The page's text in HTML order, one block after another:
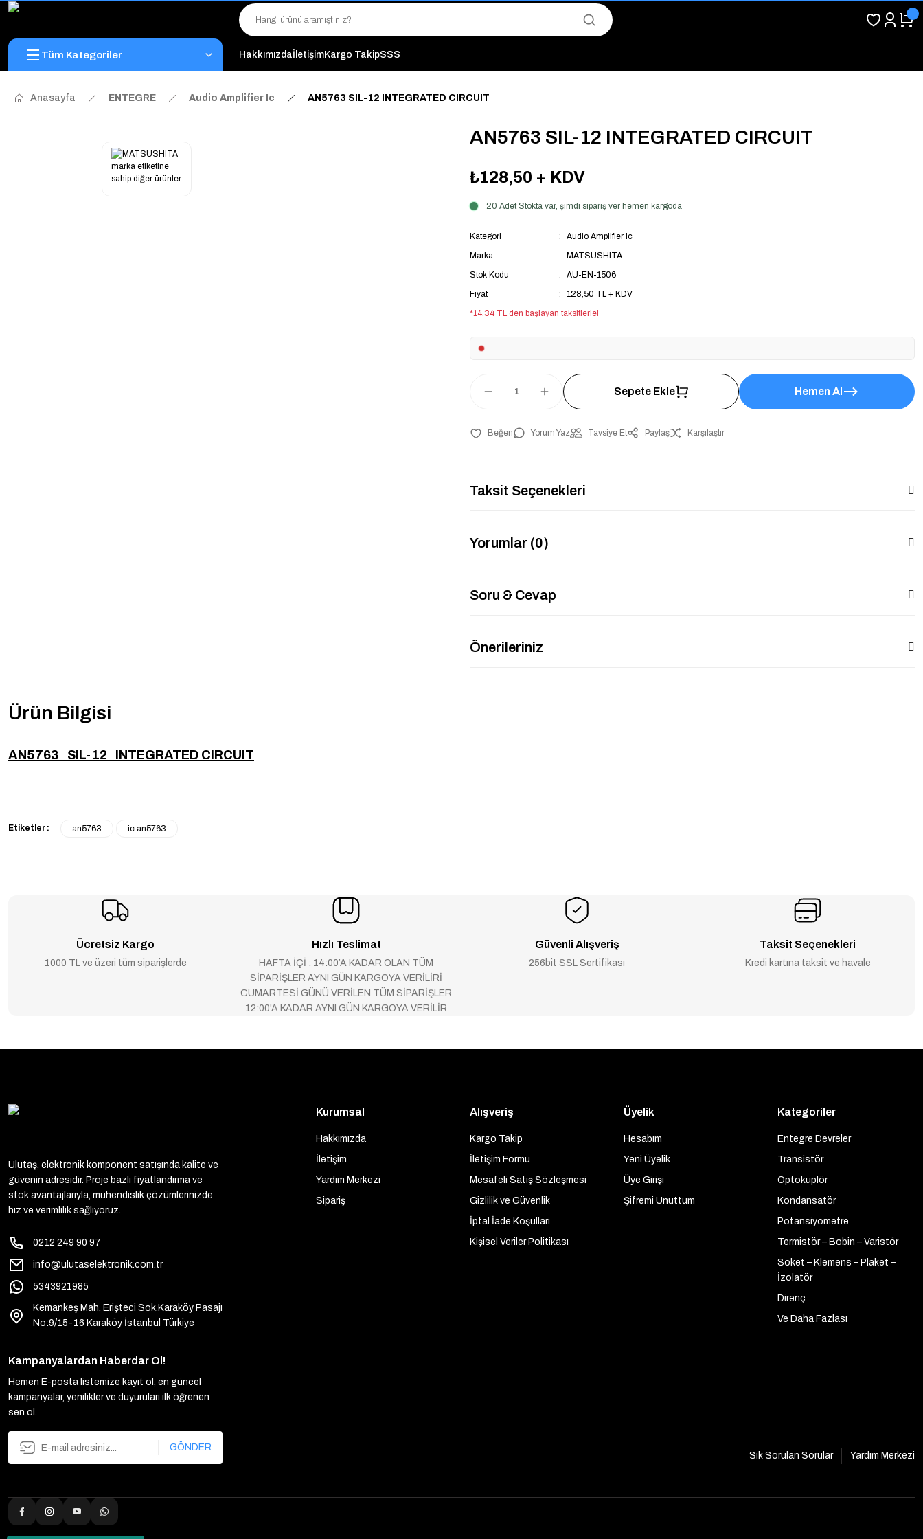
"Saat 14:00'a Kadar Verilen Siparişlerde Aynı Gün Kargo Avantajı!
"Binlerce Ürün Çeşitliliği ile Stoktan Hemen Teslim."
"Toptan Fiyatına Perakende Satış Avantajını Kaçırmayın!"
"Üyelere Özel: Stok Önceliği ve Proje Fiyatları."
Tüm Kategoriler HakkımızdaİletişimKargo TakipSSS
Anasayfa ENTEGRE Audio Amplifier Ic AN5763 SIL-12 INTEGRATED CIRCUIT
AN5763 SIL-12 INTEGRATED CIRCUIT
₺128,50 + KDV
20 Adet Stokta var, şimdi sipariş ver hemen kargoda
Kategori
Audio Amplifier Ic
Marka
MATSUSHITA
Stok Kodu
AU-EN-1506
Fiyat
128,50 TL + KDV
*14,34 TL den başlayan taksitlerle!
Sepete Ekle Hemen Al
Yorum Yaz Tavsiye Et Paylaş Karşılaştır
Taksit Seçenekleri
Yorumlar (0)
Soru & Cevap
Önerileriniz
Ürün Bilgisi
AN5763 SIL-12 INTEGRATED CIRCUIT
Etiketler : an5763 ic an5763
Ücretsiz Kargo
1000 TL ve üzeri tüm siparişlerde
Hızlı Teslimat
HAFTA İÇİ : 14:00’A KADAR OLAN TÜM
SİPARİŞLER AYNI GÜN KARGOYA VERİLİRİ
CUMARTESİ GÜNÜ VERİLEN TÜM SİPARİŞLER
12:00'A KADAR AYNI GÜN KARGOYA VERİLİR
Güvenli Alışveriş
256bit SSL Sertifikası
Taksit Seçenekleri
Kredi kartına taksit ve havale
Ulutaş, elektronik komponent satışında kalite ve
güvenin adresidir. Proje bazlı fiyatlandırma ve
stok avantajlarıyla, mühendislik çözümlerinizde
hız ve verimlilik sağlıyoruz.
0212 249 90 97
info@ulutaselektronik.com.tr
5343921985
Kemankeş Mah. Erişteci Sok.Karaköy Pasajı
No:9/15-16 Karaköy İstanbul Türkiye
Kurumsal
Hakkımızda
İletişim
Yardım Merkezi
Sipariş
Alışveriş
Kargo Takip
İletişim Formu
Mesafeli Satış Sözleşmesi
Gizlilik ve Güvenlik
İptal İade Koşullari
Kişisel Veriler Politikası
Üyelik
Hesabım
Yeni Üyelik
Üye Girişi
Şifremi Unuttum
Kategoriler
Entegre Devreler
Transistör
Optokuplör
Kondansatör
Potansiyometre
Termistör – Bobin – Varistör
Soket – Klemens – Plaket –
İzolatör
Direnç
Ve Daha Fazlası
Kampanyalardan Haberdar Ol!
Hemen E-posta listemize kayıt ol, en güncel
kampanyalar, yenilikler ve duyuruları ilk öğrenen
sen ol.
GÖNDER
Sık Sorulan Sorular
Yardım Merkezi